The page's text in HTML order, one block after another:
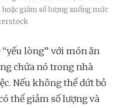
giảm số lượng xuống mức
lòng” với món ăn
chứa nó trong nhà
Nếu không thể dứt bỏ
thể giảm số lượng và